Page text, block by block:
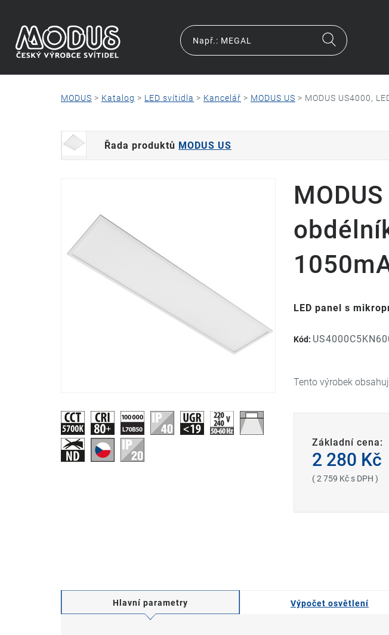
MODUS > Katalog > LED svítidla > Kancelář > MODUS US > MODUS US4000,
Řada produktů MODUS US
LED panel s
Kód:
Tento výrobek
Základní cena:
2 280 Kč
( 2 759 Kč s DPH )
Hlavní parametry Výpočet osvětlení